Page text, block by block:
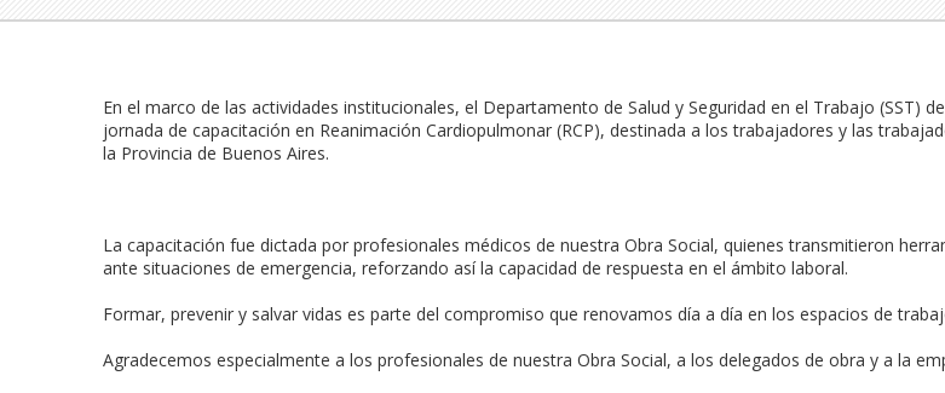
En el marco de las actividades institucionales, el Departamento de Salud y Seguridad en el Trabajo (SST)
jornada de capacitación en Reanimación Cardiopulmonar (RCP), destinada a los trabajadores y las
la Provincia de Buenos Aires.
La capacitación fue dictada por profesionales médicos de nuestra Obra Social, quienes transmitieron
ante situaciones de emergencia, reforzando así la capacidad de respuesta en el ámbito laboral.
Formar, prevenir y salvar vidas es parte del compromiso que renovamos día a día en los espacios de
Agradecemos especialmente a los profesionales de nuestra Obra Social, a los delegados de obra y a la